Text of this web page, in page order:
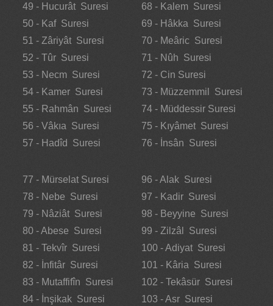
49 - Hucurât Suresi
50 - Kaf Suresi
51 - Zâriyât Suresi
52 - Tûr Suresi
53 - Necm Suresi
54 - Kamer Suresi
55 - Rahmân Suresi
56 - Vâkıa Suresi
57 - Hadîd Suresi
68 - Kalem Suresi
69 - Hâkka Suresi
70 - Meâric Suresi
71 - Nûh Suresi
72 - Cin Suresi
73 - Müzzemmil Suresi
74 - Müddessir Suresi
75 - Kıyâmet Suresi
76 - İnsân Suresi
77 - Mürselat Suresi
78 - Nebe Suresi
79 - Nâziât Suresi
80 - Abese Suresi
81 - Tekvîr Suresi
82 - İnfitâr Suresi
83 - Mutaffifîn Suresi
84 - İnşikak Suresi
96 - Alak Suresi
97 - Kadir Suresi
98 - Beyyine Suresi
99 - Zilzâl Suresi
100 - Adiyat Suresi
101 - Kâria Suresi
102 - Tekâsür Suresi
103 - Asr Suresi